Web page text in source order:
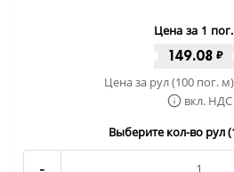
Цена за 1
149.08 ₽
Цена за рул (100 пог.
вкл. НДС
Выберите кол-во рул
-